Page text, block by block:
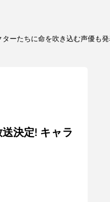
ーたちに命を吹き込む声優も
決定! キャラ